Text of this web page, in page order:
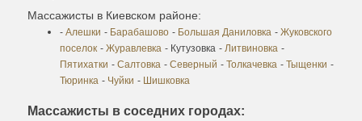
Массажисты в Киевском районе:
- Алешки - Барабашово - Большая Даниловка - Жуковского
поселок - Журавлевка - Кутузовка - Литвиновка -
Пятихатки - Салтовка - Северный - Толкачевка - Тыщенки -
Тюринка - Чуйки - Шишковка
Массажисты в соседних городах: